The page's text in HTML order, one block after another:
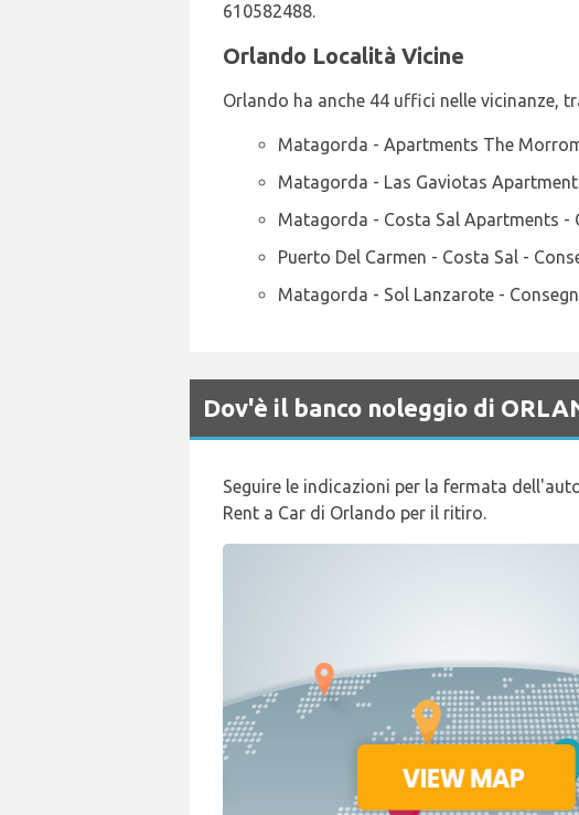
610582488.
Orlando Località Vicine
Orlando ha anche 44 uffici nelle vicinanze,
Matagorda - Apartments The
Matagorda - Las Gaviotas
Matagorda - Costa Sal Apartments -
Puerto Del Carmen - Costa Sal -
Matagorda - Sol Lanzarote -
Dov'è il banco noleggio di
Seguire le indicazioni per la fermata
Rent a Car di Orlando per il ritiro.